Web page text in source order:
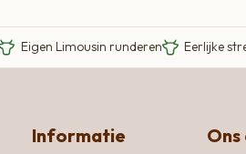
Eigen Limousin runderen Eerlijke
Informatie